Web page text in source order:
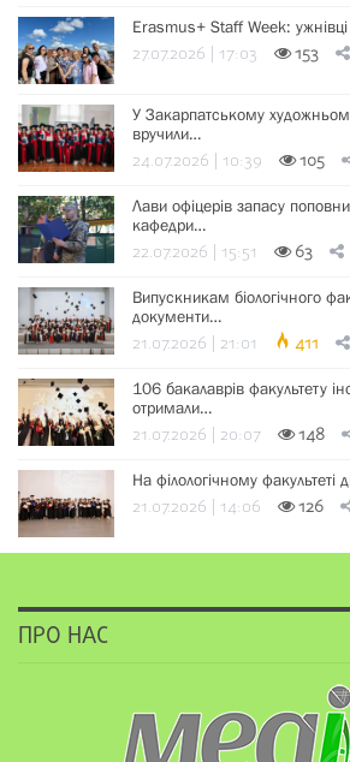
Erasmus+ Staff Week:
27.07.2026 | 17:03 153
У Закарпатському
вручили…
24.07.2026 | 10:39 105
Лави офіцерів запасу
кафедри…
22.07.2026 | 15:51 63
Випускникам біологічного
документи…
21.07.2026 | 21:01 411
106 бакалаврів факультету
отримали…
21.07.2026 | 20:07 148
На філологічному факультеті
21.07.2026 | 14:06 126
ПРО НАС